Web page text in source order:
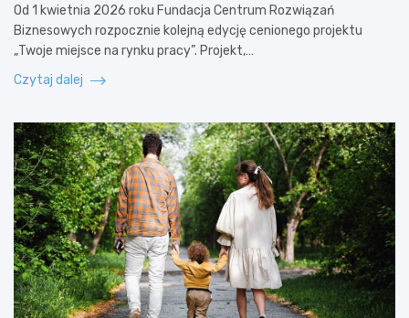
Od 1 kwietnia 2026 roku Fundacja Centrum Rozwiązań
Biznesowych rozpocznie kolejną edycję cenionego projektu
„Twoje miejsce na rynku pracy”. Projekt,…
Czytaj dalej